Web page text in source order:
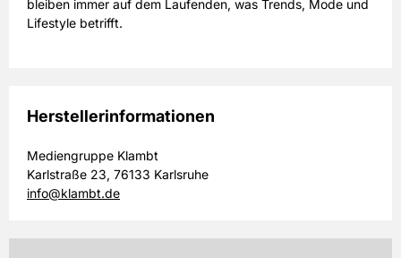
bleiben immer auf dem Laufenden, was Trends, Mode und
Lifestyle betrifft.
Herstellerinformationen
Mediengruppe Klambt
Karlstraße 23, 76133 Karlsruhe
info@klambt.de